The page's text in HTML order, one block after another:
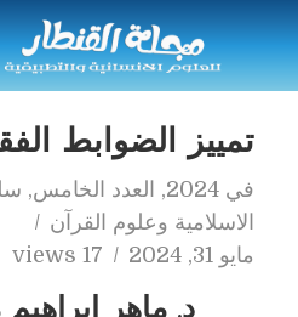
تمييز الضوابط
في 2024
, العدد الخامس,
الاسلامية وعلوم القرآن
مايو 31, 2024
17 views
د. ماهر